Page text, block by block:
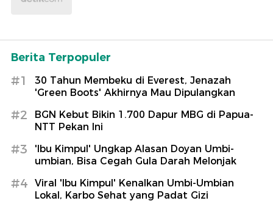
Berita Terpopuler
#1
30 Tahun Membeku di Everest, Jenazah
'Green Boots' Akhirnya Mau Dipulangkan
#2
BGN Kebut Bikin 1.700 Dapur MBG di Papua-
NTT Pekan Ini
#3
'Ibu Kimpul' Ungkap Alasan Doyan Umbi-
umbian, Bisa Cegah Gula Darah Melonjak
#4
Viral 'Ibu Kimpul' Kenalkan Umbi-Umbian
Lokal, Karbo Sehat yang Padat Gizi